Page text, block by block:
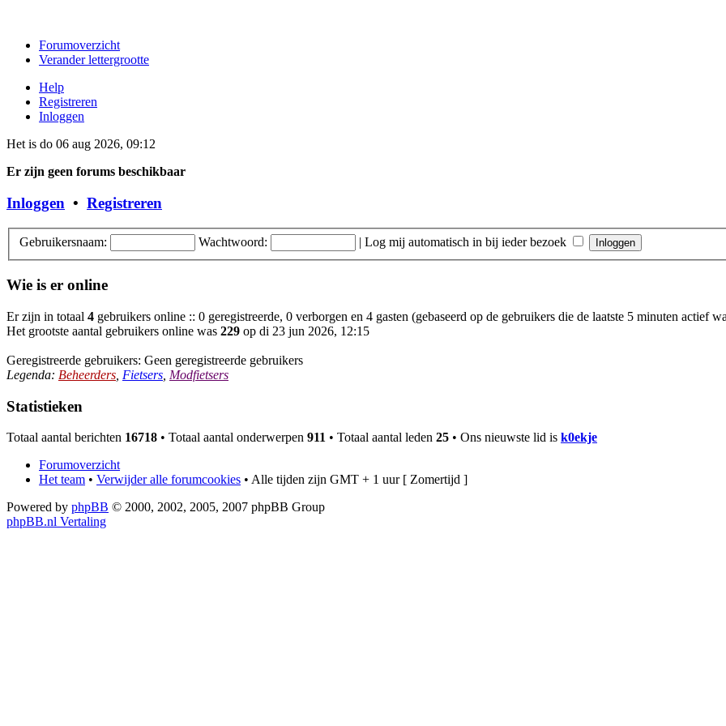
Forumoverzicht
Verander lettergrootte
Help
Registreren
Inloggen
Het is do 06 aug 2026, 09:12
Er zijn geen forums beschikbaar
Inloggen • Registreren
Gebruikersnaam: Wachtwoord: Log mij automatisch in bij ieder bezoek
Wie is er online
Er zijn in totaal 4 gebruikers online :: 0 geregistreerde, 0 verborgen en 4 gasten (gebaseerd op de gebruikers die de laatste 5 minuten actief
Het grootste aantal gebruikers online was 229 op di 23 jun 2026, 12:15
Geregistreerde gebruikers: Geen geregistreerde gebruikers
Legenda: Beheerders Fietsers Modfietsers
Statistieken
Totaal aantal berichten 16718 • Totaal aantal onderwerpen 911 • Totaal aantal leden 25 • Ons nieuwste lid is k0ekje
Forumoverzicht
Het team • Verwijder alle forumcookies • Alle tijden zijn GMT + 1 uur [ Zomertijd ]
Powered by phpBB © 2000, 2002, 2005, 2007 phpBB Group
phpBB.nl Vertaling